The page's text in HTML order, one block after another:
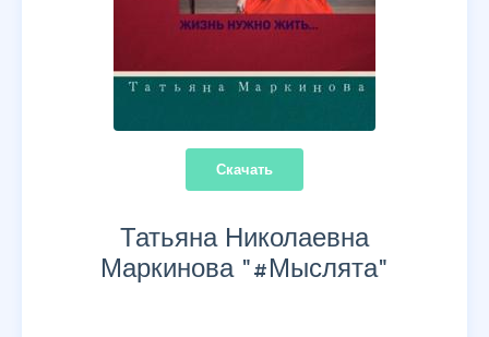
Скачать
Татьяна Николаевна
Маркинова "#Мыслята"